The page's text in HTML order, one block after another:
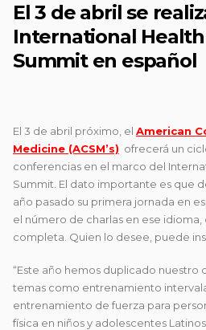
El 3 de abril se
International Health
Summit en español
El 3 de abril próximo, el American
Medicine (ACSM’s) ofrecerá un
conferencias en el marco del
Summit. El dato importante es que
año pasado su primera jornada en
el número de charlas en ese
completa. Quien lo desee, puede
“Este año hemos duplicado
temas como entrenamiento
entrenamiento de fuerza para
física en niños y adolescentes